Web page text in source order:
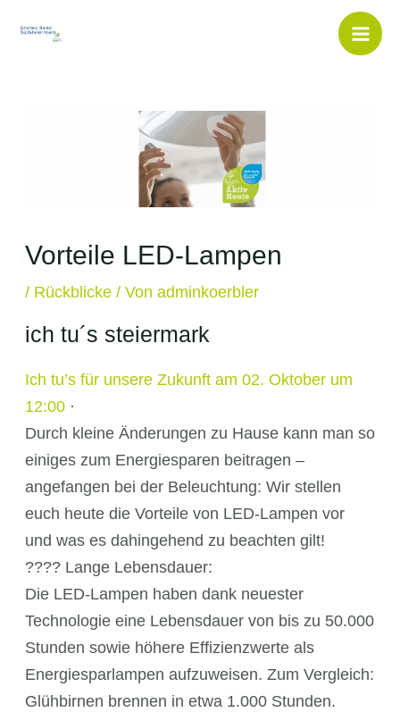
springen
Inhalt
Vorteile LED-Lampen
/ Rückblicke/ Von adminkoerbler
ich tu´s steiermark
Ich tu’s für unsere Zukunft am 02. Oktober um
12:00·
Durch kleine Änderungen zu Hause kann man so
einiges zum Energiesparen beitragen –
angefangen bei der Beleuchtung: Wir stellen
euch heute die Vorteile von LED-Lampen vor
und was es dahingehend zu beachten gilt!
???? Lange Lebensdauer:
Die LED-Lampen haben dank neuester
Technologie eine Lebensdauer von bis zu 50.000
Stunden sowie höhere Effizienzwerte als
Energiesparlampen aufzuweisen. Zum Vergleich:
Glühbirnen brennen in etwa 1.000 Stunden.